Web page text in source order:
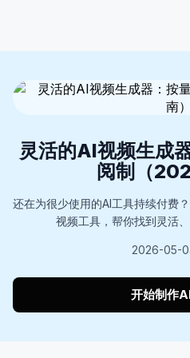
灵活的AI视频生成
阅制（
还在为很少使用的AI工具持续付费
视频工具，帮你找到灵活
2026-05-
开始制作